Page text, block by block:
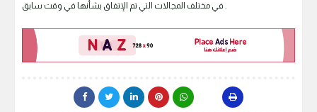
في مختلف المجالات التي تم الإتفاق بشأنها في وقت سابق .